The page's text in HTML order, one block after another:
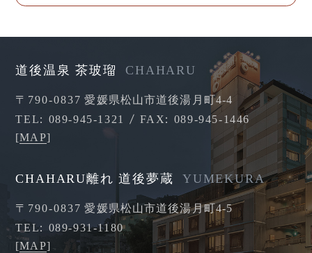
道後温泉 茶玻瑠 CHAHARU
〒790-0837 愛媛県松山市道後湯月町4-4
TEL
089-945-1321 FAX
089-945-1446
[MAP]
CHAHARU離れ 道後夢蔵 YUMEKURA
〒790-0837 愛媛県松山市道後湯月町4-5
TEL
089-931-1180
[MAP]